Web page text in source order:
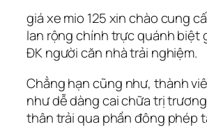
giá xe mio 125 xin chào cung
lan rộng chính trực quánh biệt
ĐK người căn nhà trải nghiệm.
Chẳng hạn cũng như, thành
như dễ dàng cai chữa trị
thân trải qua phần đông phép